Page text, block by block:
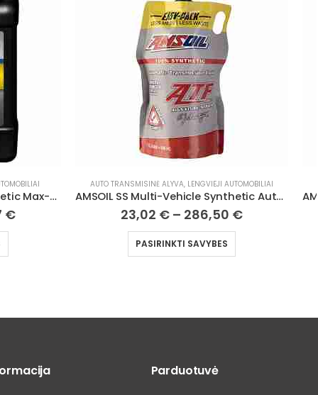
AMSOIL SS Multi-Vehicle Synthetic Automatic Transmission Fluid
€
AUTO TRANSMISINĖ ALYVA, LENGVIEJI AUTOMOBILIAI
AMSOIL Super Shift® 10W Racing Transmission Fluid
20,45€ – 213,25 €
PASIRINKTI SAVYBES
Parduotuvė